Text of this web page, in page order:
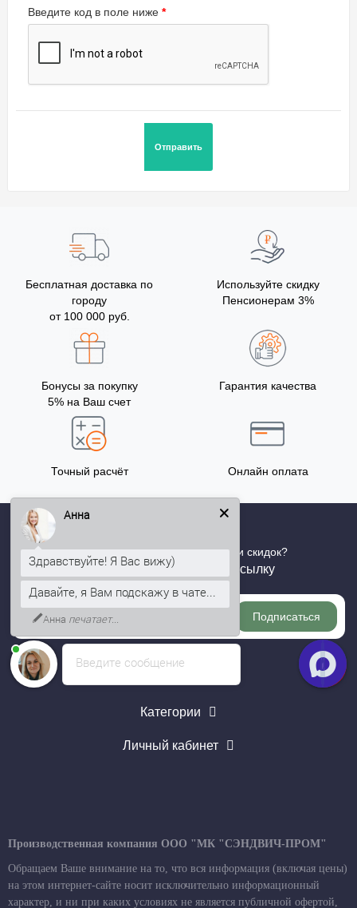
Введите код в поле ниже
Бесплатная доставка по
городу
от 100 000 руб.
Используйте скидку
Пенсионерам 3%
Бонусы за покупку
5% на Ваш счет
Гарантия качества
Точный расчёт Онлайн оплата
Хотите быть в курсе всех акций и скидок?
Подпишитесь на нашу рассылку
Подписаться
Категории
Личный кабинет
Производственная компания ООО "МК "СЭНДВИЧ-ПРОМ"
Обращаем Ваше внимание на то, что вся информация (включая цены)
на этом интернет-сайте носит исключительно информационный
характер, и ни при каких условиях не является публичной офертой,
Введите сообщение
Анна
Здравствуйте! Я Вас вижу)
Давайте, я Вам подскажу в чате...
Анна печатает...